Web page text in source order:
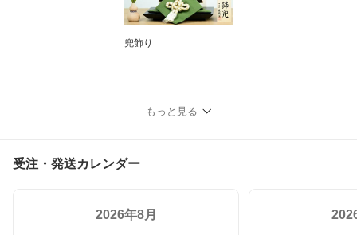
兜飾り
もっと見る
受注・発送カレンダー
2026年8月